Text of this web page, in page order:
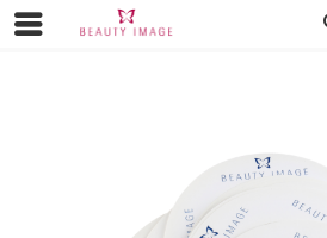
Übersicht Strips & Co.